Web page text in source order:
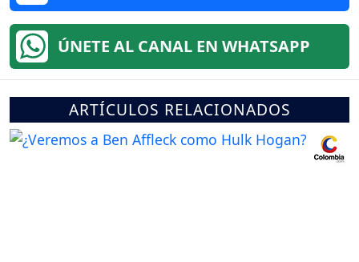
ÚNETE AL CANAL EN WHATSAPP
ARTÍCULOS RELACIONADOS